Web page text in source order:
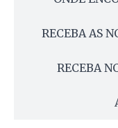
RECEBA AS
RECEBA